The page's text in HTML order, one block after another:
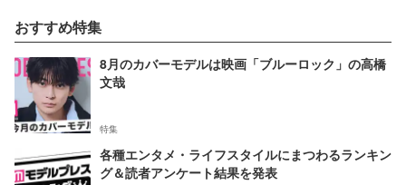
おすすめ特集
8月のカバーモデルは映画「ブルーロック」の高橋
文哉
特集
各種エンタメ・ライフスタイルにまつわるランキン
グ＆読者アンケート結果を発表